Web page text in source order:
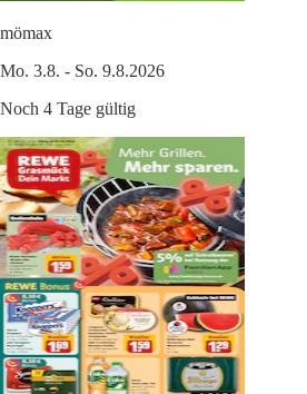
mömax
Mo. 3.8. - So. 9.8.2026
Noch 4 Tage gültig